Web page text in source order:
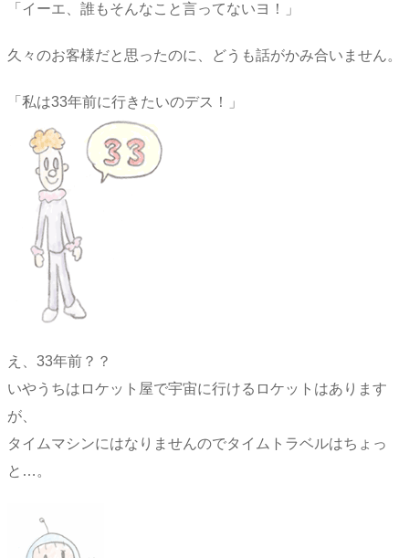
「イーエ、誰もそんなこと言ってないヨ！」
久々のお客様だと思ったのに、どうも話がかみ合いません。
「私は33年前に行きたいのデス！」
え、33年前？？
いやうちはロケット屋で宇宙に行けるロケットはあります
が、
タイムマシンにはなりませんのでタイムトラベルはちょっ
と…。